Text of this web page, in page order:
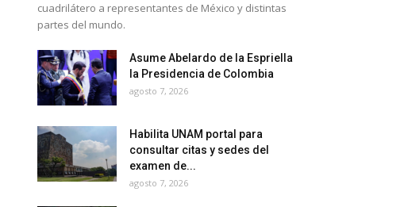
cuadrilátero a representantes de México y distintas
partes del mundo.
Asume Abelardo de la Espriella
la Presidencia de Colombia
agosto 7, 2026
Habilita UNAM portal para
consultar citas y sedes del
examen de...
agosto 7, 2026